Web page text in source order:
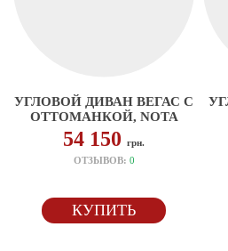
УГЛОВОЙ ДИВАН ВЕГАС С
ОТТОМАНКОЙ, NOTA
54 150грн.
ОТЗЫВОВ: 0
КУПИТЬ